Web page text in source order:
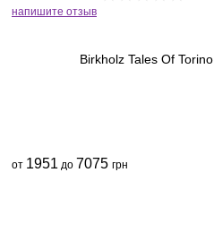
напишите отзыв
Birkholz Tales Of Torino
от 1951 до 7075 грн